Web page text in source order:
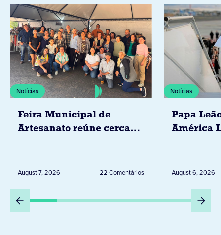
Notícias
Feira Municipal de
Artesanato reúne cerca
August 7, 2026 22 Comentários
Notícias
Papa
América
Peru
August 6, 2026